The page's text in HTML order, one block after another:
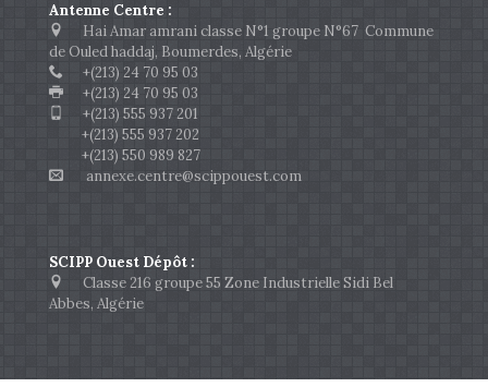
Antenne Centre :
Hai Amar amrani classe N°1 groupe N°67 Commune
de Ouled haddaj, Boumerdes, Algérie
+(213) 24 70 95 03
+(213) 24 70 95 03
+(213) 555 937 201
+(213) 555 937 202
+(213) 550 989 827
annexe.centre@scippouest.com
SCIPP Ouest Dépôt :
Classe 216 groupe 55 Zone Industrielle Sidi Bel
Abbes, Algérie